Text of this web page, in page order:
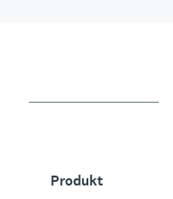
Produkt